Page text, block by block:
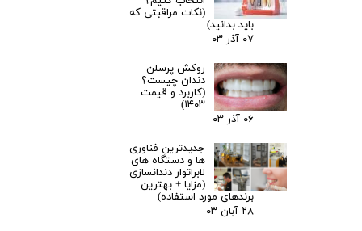
(نکات مراقبتی که
باید بدانید)
۰۷ آذر ۰۳
روکش پرسلن
دندان چیست؟
(کاربرد و قیمت
۱۴۰۳)
۰۶ آذر ۰۳
جدیدترین فناوری
ها و دستگاه های
لابراتوار دندانسازی
(مزایا + بهترین
برندهای مورد استفاده)
۲۸ آبان ۰۳